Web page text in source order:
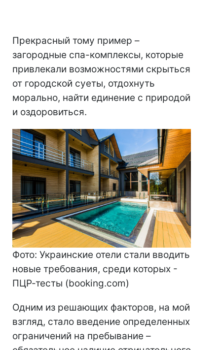
Прекрасный тому пример –
загородные спа-комплексы, которые
привлекали возможностями скрыться
от городской суеты, отдохнуть
морально, найти единение с природой
и оздоровиться.
Фото: Украинские отели стали вводить
новые требования, среди которых -
ПЦР-тесты (booking.com)
Одним из решающих факторов, на мой
взгляд, стало введение определенных
ограничений на пребывание –